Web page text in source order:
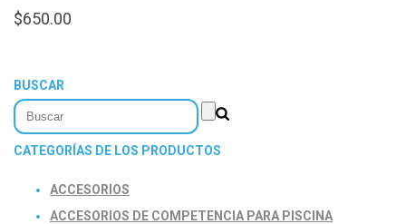
$650.00
BUSCAR
CATEGORÍAS DE LOS PRODUCTOS
ACCESORIOS
ACCESORIOS DE COMPETENCIA PARA PISCINA